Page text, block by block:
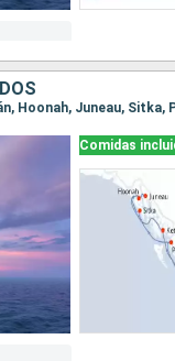
Hoonah, Juneau, Sitka,
Comidas